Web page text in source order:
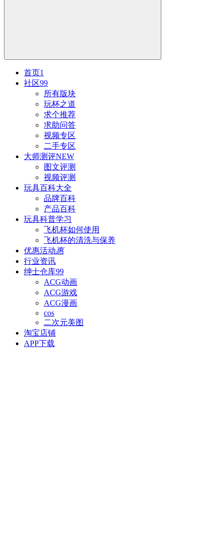
首页1
社区99
所有版块
玩杯之道
求个推荐
求助问答
视频专区
二手专区
大师测评NEW
图文评测
视频评测
玩具百科大全
品牌百科
产品百科
玩具科普学习
飞机杯如何使用
飞机杯的清洗与保养
优惠活动惠
行业资讯
绅士仓库99
ACG动画
ACG游戏
ACG漫画
cos
二次元美图
淘宝店铺
APP下载